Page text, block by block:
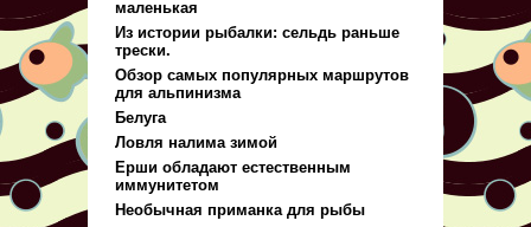
маленькая
Из истории рыбалки: сельдь раньше
трески.
Обзор самых популярных маршрутов
для альпинизма
Белуга
Ловля налима зимой
Ерши обладают естественным
иммунитетом
Необычная приманка для рыбы